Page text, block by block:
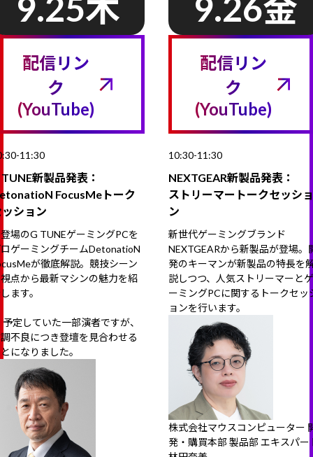
9.25木
配信リン
ク
(YouTube)
11:30
新製品発表：
FocusMeトーク
ション
場のG TUNEゲーミングPCを
ゲーミングチームDetonatioN
が徹底解説。競技シーン
点から最新マシンの魅力を紹
ます。
定していた一部演者ですが、
不良につき登壇を見合わせる
になりました。
9.26金
配信リン
ク
(YouTube)
10:30-11:30
NEXTGEAR新製品発表：
ストリーマートークセッショ
ン
新世代ゲーミングブランド
NEXTGEARから新製品が登場。
発のキーマンが新製品の特長を
説しつつ、人気ストリーマーとゲ
ーミングPCに関するトークセッ
ョンを行います。
株式会社マウスコンピューター
発・購買本部 製品部 エキスパー